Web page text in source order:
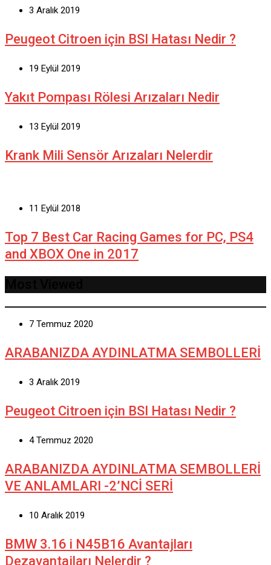
3 Aralık 2019
Peugeot Citroen için BSI Hatası Nedir ?
19 Eylül 2019
Yakıt Pompası Rölesi Arızaları Nedir
13 Eylül 2019
Krank Mili Sensör Arızaları Nelerdir
11 Eylül 2018
Top 7 Best Car Racing Games for PC, PS4
and XBOX One in 2017
7 Temmuz 2020
ARABANIZDA AYDINLATMA SEMBOLLERİ
3 Aralık 2019
Peugeot Citroen için BSI Hatası Nedir ?
4 Temmuz 2020
ARABANIZDA AYDINLATMA SEMBOLLERİ
VE ANLAMLARI -2’NCİ SERİ
10 Aralık 2019
BMW 3.16 i N45B16 Avantajları
Dezavantajları Nelerdir ?